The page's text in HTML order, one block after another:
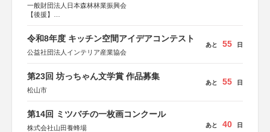
一般財団法人日本森林林業振興会
【後援】
会、森林火災対策協会
令和8年度 キッチン空間アイデアコンテスト
公益社団法人インテリア産業協会
あと 55 日
第23回 坊っちゃん文学賞 作品募集
松山市
あと 55 日
第14回 ミツバチの一枚画コンクール
株式会社山田養蜂場
あと 40 日